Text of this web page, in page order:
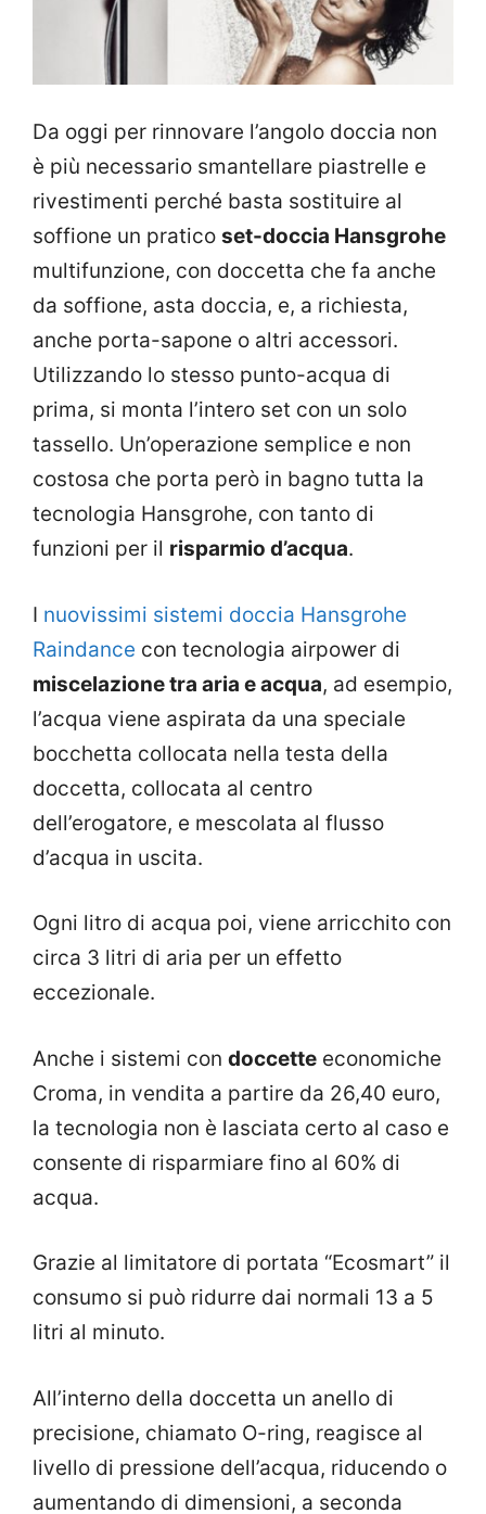
Da oggi per rinnovare l’angolo doccia non
è più necessario smantellare piastrelle e
rivestimenti perché basta sostituire al
soffione un pratico set-doccia Hansgrohe
multifunzione, con doccetta che fa anche
da soffione, asta doccia, e, a richiesta,
anche porta-sapone o altri accessori.
Utilizzando lo stesso punto-acqua di
prima, si monta l’intero set con un solo
tassello. Un’operazione semplice e non
costosa che porta però in bagno tutta la
tecnologia Hansgrohe, con tanto di
funzioni per il risparmio d’acqua.
I nuovissimi sistemi doccia Hansgrohe
Raindance con tecnologia airpower di
miscelazione tra aria e acqua, ad esempio,
l’acqua viene aspirata da una speciale
bocchetta collocata nella testa della
doccetta, collocata al centro
dell’erogatore, e mescolata al flusso
d’acqua in uscita.
Ogni litro di acqua poi, viene arricchito con
circa 3 litri di aria per un effetto
eccezionale.
Anche i sistemi con doccette economiche
Croma, in vendita a partire da 26,40 euro,
la tecnologia non è lasciata certo al caso e
consente di risparmiare fino al 60% di
acqua.
Grazie al limitatore di portata “Ecosmart” il
consumo si può ridurre dai normali 13 a 5
litri al minuto.
All’interno della doccetta un anello di
precisione, chiamato O-ring, reagisce al
livello di pressione dell’acqua, riducendo o
aumentando di dimensioni, a seconda